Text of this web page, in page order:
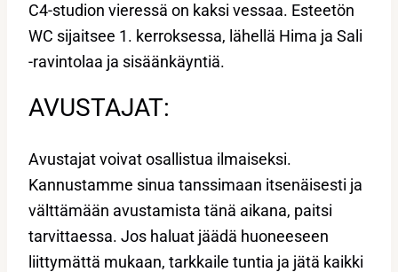
C4-studion vieressä on kaksi vessaa. Esteetön
WC sijaitsee 1. kerroksessa, lähellä Hima ja Sali
-ravintolaa ja sisäänkäyntiä.
AVUSTAJAT:
Avustajat voivat osallistua ilmaiseksi.
Kannustamme sinua tanssimaan itsenäisesti ja
välttämään avustamista tänä aikana, paitsi
tarvittaessa. Jos haluat jäädä huoneeseen
liittymättä mukaan, tarkkaile tuntia ja jätä kaikki